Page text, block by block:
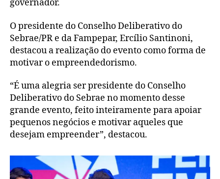
governador.
O presidente do Conselho Deliberativo do
Sebrae/PR e da Fampepar, Ercílio Santinoni,
destacou a realização do evento como forma de
motivar o empreendedorismo.
“É uma alegria ser presidente do Conselho
Deliberativo do Sebrae no momento desse
grande evento, feito inteiramente para apoiar
pequenos negócios e motivar aqueles que
desejam empreender”, destacou.